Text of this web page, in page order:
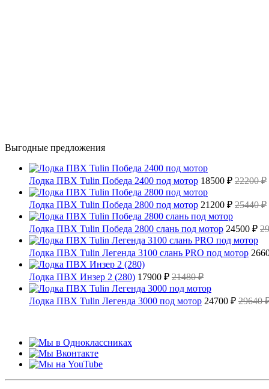
Выгодные предложения
Лодка ПВХ Tulin Победа 2400 под мотор 18500 ₽ 22200 ₽
Лодка ПВХ Tulin Победа 2800 под мотор 21200 ₽ 25440 ₽
Лодка ПВХ Tulin Победа 2800 слань под мотор 24500 ₽
Лодка ПВХ Tulin Легенда 3100 слань PRO под мотор
Лодка ПВХ Инзер 2 (280) 17900 ₽ 21480 ₽
Лодка ПВХ Tulin Легенда 3000 под мотор 24700 ₽ 29640